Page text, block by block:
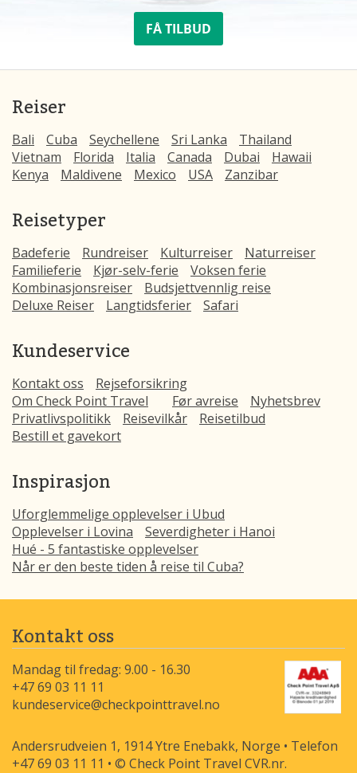
FÅ TILBUD
Reiser
Bali Cuba Seychellene Sri Lanka
Thailand
Vietnam
Florida Italia Canada Dubai
Hawaii
Kenya
Maldivene Mexico USA Zanzibar
Reisetyper
Badeferie Rundreiser Kulturreiser
Naturreiser
Familieferie
Kjør-selv-ferie
Voksen ferie
Kombinasjonsreiser
Budsjettvennlig reise
Deluxe Reiser
Langtidsferier Safari
Kundeservice
Kontakt oss
Rejseforsikring
Om Check Point Travel
Før avreise
Nyhetsbrev
Privatlivspolitikk
Reisevilkår
Reisetilbud
Bestill et gavekort
Inspirasjon
Uforglemmelige opplevelser i Ubud
Opplevelser i Lovina
Severdigheter i Hanoi
Hué - 5 fantastiske opplevelser
Når er den beste tiden å reise til Cuba?
Kontakt oss
Mandag til fredag: 9.00 - 16.30
+47 69 03 11 11
kundeservice@checkpointtravel.no
Andersrudveien 1, 1914 Ytre Enebakk, Norge • Telefon
+47 69 03 11 11 • © Check Point Travel CVR.nr.